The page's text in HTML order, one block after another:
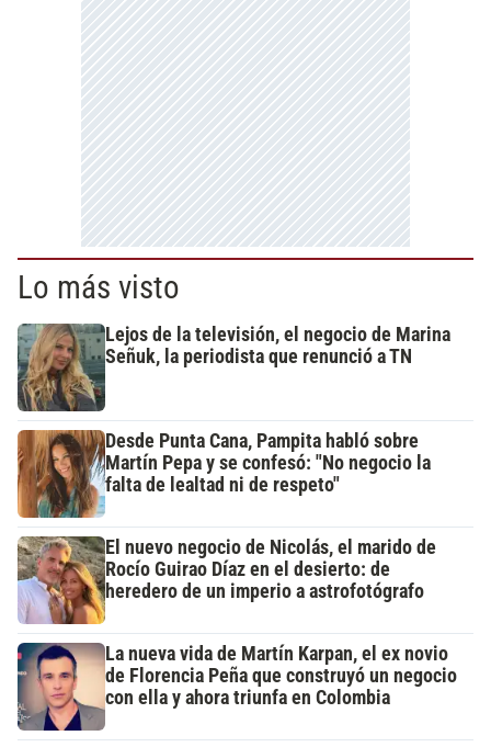
Lo más visto
Lejos de la televisión, el negocio de Marina
Señuk, la periodista que renunció a TN
Desde Punta Cana, Pampita habló sobre
Martín Pepa y se confesó: "No negocio la
falta de lealtad ni de respeto"
El nuevo negocio de Nicolás, el marido de
Rocío Guirao Díaz en el desierto: de
heredero de un imperio a astrofotógrafo
La nueva vida de Martín Karpan, el ex novio
de Florencia Peña que construyó un negocio
con ella y ahora triunfa en Colombia